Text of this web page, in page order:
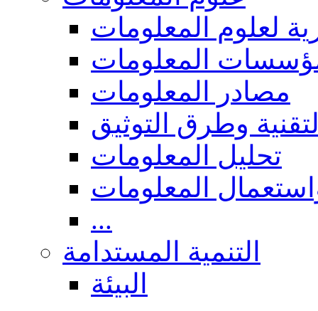
لعلوم المعلومات
المعلومات
مصادر المعلومات
وطرق التوثيق
تحليل المعلومات
المعلومات
...
التنمية المستدامة
البيئة